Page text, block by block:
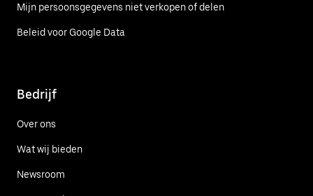
Mijn persoonsgegevens niet verkopen of delen
Beleid voor Google Data
Bedrijf
Over ons
Wat wij bieden
Newsroom